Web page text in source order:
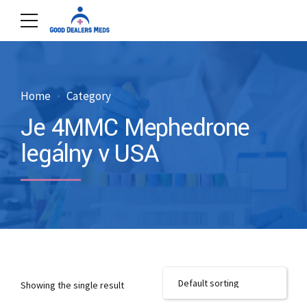
Home Category
Je 4MMC Mephedrone
legálny v USA
Showing the single result